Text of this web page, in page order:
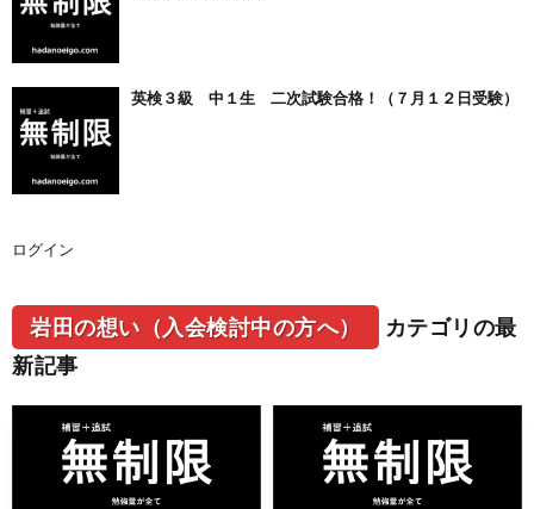
英検３級 中１生 二次試験合格！（７月１２日受験）
ログイン
岩田の想い（入会検討中の方へ）
カテゴリの最
新記事